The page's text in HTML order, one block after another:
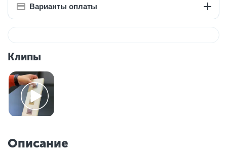
Варианты оплаты
Клипы
Описание